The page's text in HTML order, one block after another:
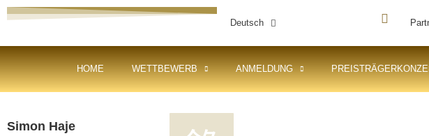
Deutsch
HOME WETTBEWERB ANMELDUNG
Simon Haje